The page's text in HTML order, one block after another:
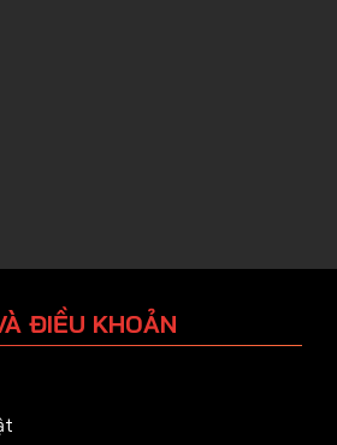
ĐIỀU KHOẢN